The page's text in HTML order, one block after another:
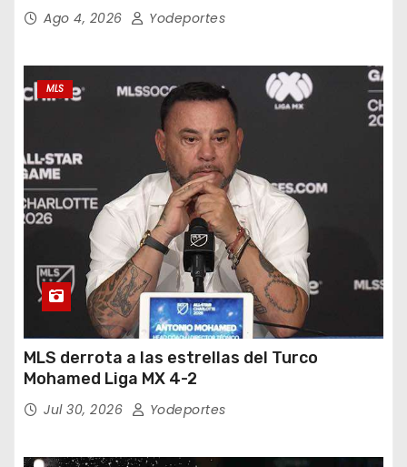
Ago 4, 2026 Yodeportes
MLS
MLS derrota a las estrellas del Turco
Mohamed Liga MX 4-2
Jul 30, 2026 Yodeportes